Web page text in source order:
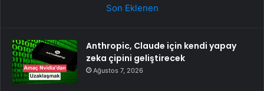
Son Eklenen
Anthropic, Claude için kendi yapay
zeka çipini geliştirecek
Ağustos 7, 2026